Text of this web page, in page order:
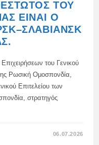
ΤΟΥ
ΕΊΝΑΙ Ο
του Γενικού
Ρωσική Ομοσπονδία,
Επιτελείου των
στρατηγός
06.07.2026